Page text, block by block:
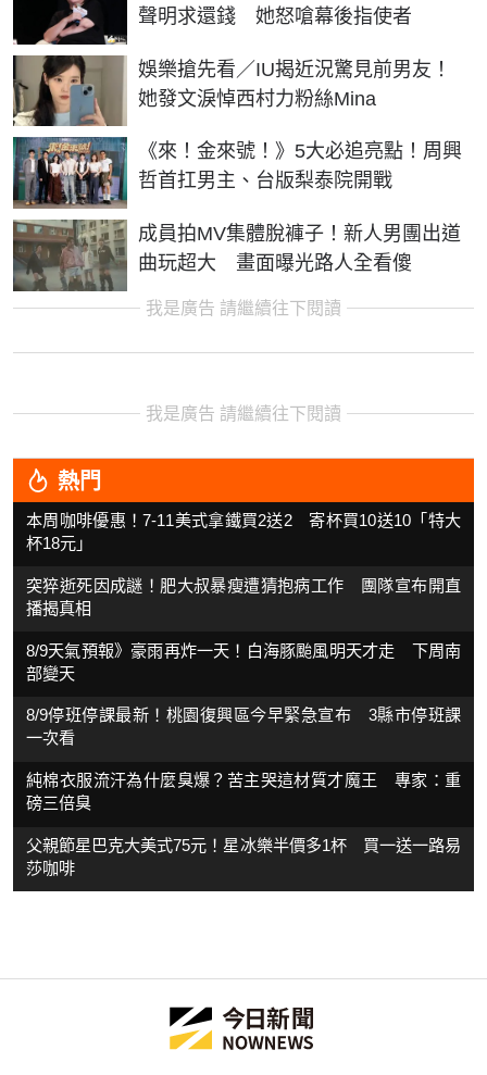
聲明求還錢 她怒嗆幕後指使者
娛樂搶先看／IU揭近況驚見前男友！
她發文淚悼西村力粉絲Mina
《來！金來號！》5大必追亮點！周興
哲首扛男主、台版梨泰院開戰
成員拍MV集體脫褲子！新人男團出道
曲玩超大 畫面曝光路人全看傻
我是廣告 請繼續往下閱讀
我是廣告 請繼續往下閱讀
熱門
本周咖啡優惠！7-11美式拿鐵買2送2 寄杯買10送10「特大
杯18元」
突猝逝死因成謎！肥大叔暴瘦遭猜抱病工作 團隊宣布開直
播揭真相
8/9天氣預報》豪雨再炸一天！白海豚颱風明天才走 下周南
部變天
8/9停班停課最新！桃園復興區今早緊急宣布 3縣市停班課
一次看
純棉衣服流汗為什麼臭爆？苦主哭這材質才魔王 專家：重
磅三倍臭
父親節星巴克大美式75元！星冰樂半價多1杯 買一送一路易
莎咖啡